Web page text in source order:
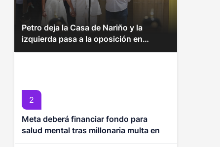
Petro deja la Casa de Nariño y la
izquierda pasa a la oposición en
Colombia
2
Meta deberá financiar fondo para
salud mental tras millonaria multa en
EE. UU.